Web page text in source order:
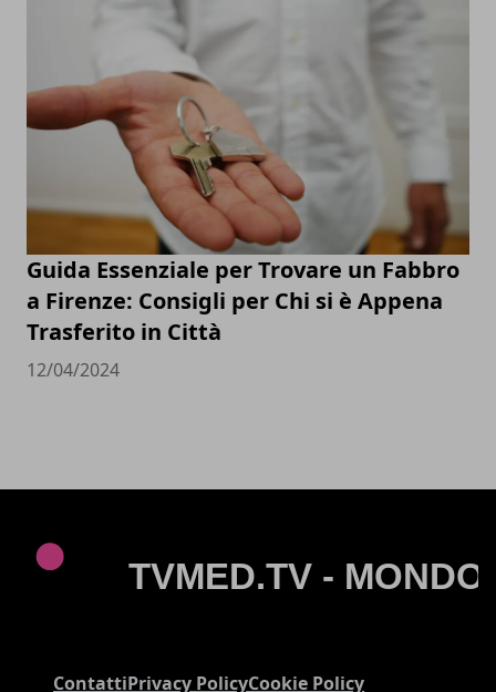
Guida Essenziale per Trovare un Fabbro
a Firenze: Consigli per Chi si è Appena
Trasferito in Città
12/04/2024
ContattiPrivacy PolicyCookie Policy